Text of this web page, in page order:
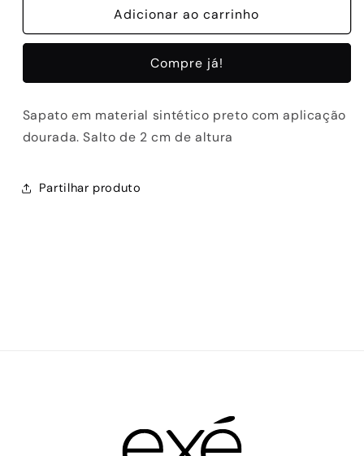
SAPATOS
BLACK
de
SAPATOS
BLACK
Adicionar ao carrinho
Compre já!
Sapato em material sintético preto com aplicação
dourada. Salto de 2 cm de altura
Partilhar produto